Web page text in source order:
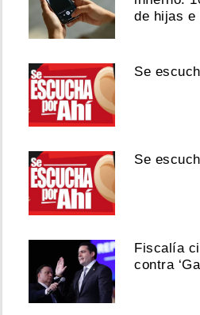
de hijas e
Se
Se
Fiscalía
contra